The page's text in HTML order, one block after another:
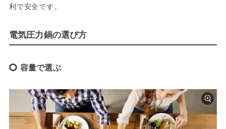
利で安全です。
電気圧力鍋の選び方
容量で選ぶ